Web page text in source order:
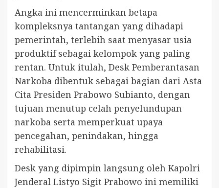
Angka ini mencerminkan betapa
kompleksnya tantangan yang dihadapi
pemerintah, terlebih saat menyasar usia
produktif sebagai kelompok yang paling
rentan. Untuk itulah, Desk Pemberantasan
Narkoba dibentuk sebagai bagian dari Asta
Cita Presiden Prabowo Subianto, dengan
tujuan menutup celah penyelundupan
narkoba serta memperkuat upaya
pencegahan, penindakan, hingga
rehabilitasi.
Desk yang dipimpin langsung oleh Kapolri
Jenderal Listyo Sigit Prabowo ini memiliki